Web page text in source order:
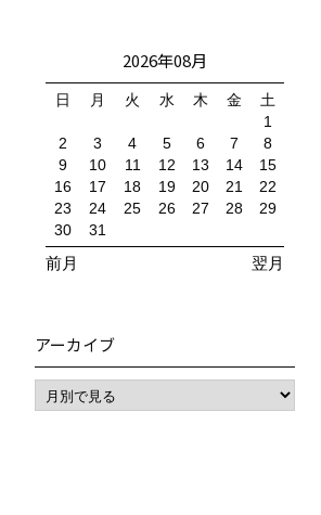
2026年08月
日 月 火 水 木 金
土
1
2
3 4 5 6 7
8
9
10 11 12 13 14
15
16
17 18 19 20 21
22
23
24 25 26 27 28
29
30
31
前月 翌月
アーカイブ